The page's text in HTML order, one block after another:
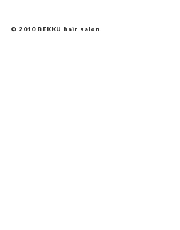
© 2010 BEKKU hair salon